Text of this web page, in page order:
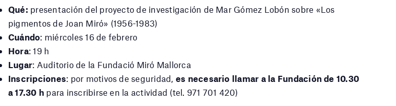
Qué: presentación del proyecto de investigación de Mar Gómez Lobón sobre «Los
pigmentos de Joan Miró» (1956-1983)
Cuándo: miércoles 16 de febrero
Hora: 19 h
Lugar: Auditorio de la Fundació Miró Mallorca
Inscripciones: por motivos de seguridad, es necesario llamar a la Fundación de 10.30
a 17.30 h para inscribirse en la actividad (tel. 971 701 420)